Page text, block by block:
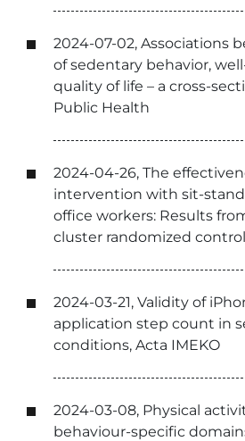
2024-07-02, Associations
of sedentary behavior,
quality of life – a cross-
Public Health
2024-04-26, The
intervention with sit-
office workers: Results
cluster randomized
2024-03-21, Validity of
application step count in
conditions, Acta IMEKO
2024-03-08, Physical
behaviour-specific